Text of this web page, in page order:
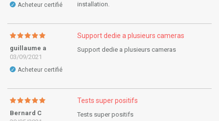
✓ Acheteur certifié
installation.
guillaume a
03/09/2021
✓ Acheteur certifié
Support dedie a plusieurs cameras
Support dedie a plusieurs cameras
Bernard C
Tests super positifs
Tests super positifs